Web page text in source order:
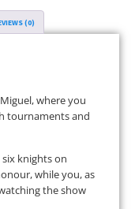
(0)
where you
tournaments and
knights on
while you, as
the show